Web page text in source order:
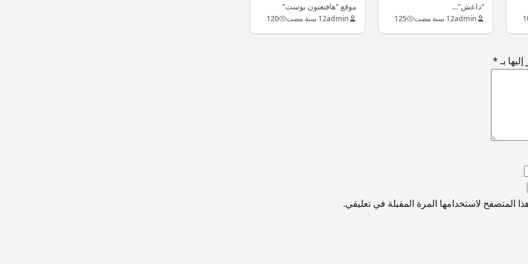
“داعش”…
admin12 سنة مضت 125
موقع “هافنغتون بوست”
الإخباري الأميركي. ونقلته
admin12 سنة مضت 120
بـ*
المتصفح لاستخدامها المرة المقبلة في تعليقي.